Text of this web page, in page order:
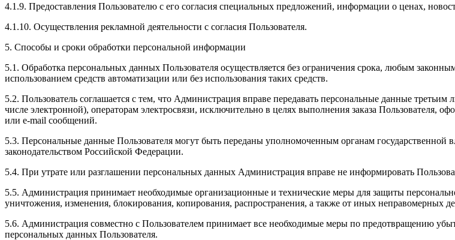
4.1.9. Предоставления Пользователю с его согласия специальных предложений, информации о ценах,
4.1.10. Осуществления рекламной деятельности с согласия Пользователя.
5. Способы и сроки обработки персональной информации
5.1. Обработка персональных данных Пользователя осуществляется без ограничения срока, любым
использованием средств автоматизации или без использования таких средств.
5.2. Пользователь соглашается с тем, что Администрация вправе передавать персональные данные
числе электронной), операторам электросвязи, исключительно в целях выполнения заказа Пользователя,
или e-mail сообщений.
5.3. Персональные данные Пользователя могут быть переданы уполномоченным органам
законодательством Российской Федерации.
5.4. При утрате или разглашении персональных данных Администрация вправе не информировать
5.5. Администрация принимает необходимые организационные и технические меры для защиты
уничтожения, изменения, блокирования, копирования, распространения, а также от иных неправомерных
5.6. Администрация совместно с Пользователем принимает все необходимые меры по предотвращению
персональных данных Пользователя.